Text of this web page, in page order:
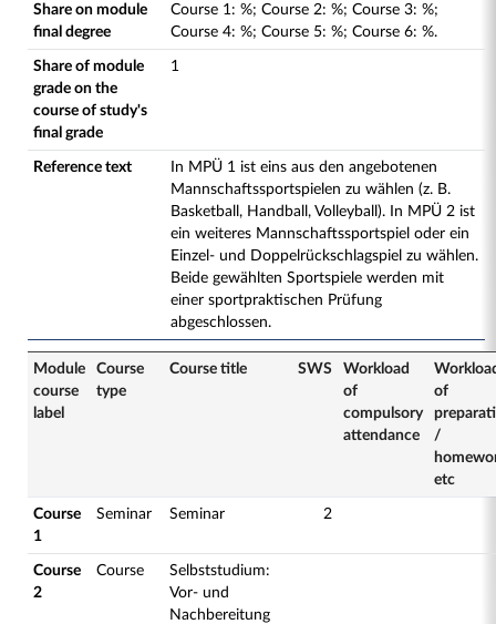
Share on module
final degree
Course 1: %; Course 2: %; Course 3: %;
Course 4: %; Course 5: %; Course 6: %.
Share of module
grade on the
course of study's
final grade
1
Reference text
In MPÜ 1 ist eins aus den angebotenen
Mannschaftssportspielen zu wählen (z. B.
Basketball, Handball, Volleyball). In MPÜ 2 ist
ein weiteres Mannschaftssportspiel oder ein
Einzel- und Doppelrückschlagspiel zu wählen.
Beide gewählten Sportspiele werden mit
einer sportpraktischen Prüfung
abgeschlossen.
Module
course
label
Course
type
Course title SWS
Workload
of
compulsory
attendance
of
/
etc
Course
1
Seminar Seminar 2
Course
2
Course
Selbststudium:
Vor- und
Nachbereitung